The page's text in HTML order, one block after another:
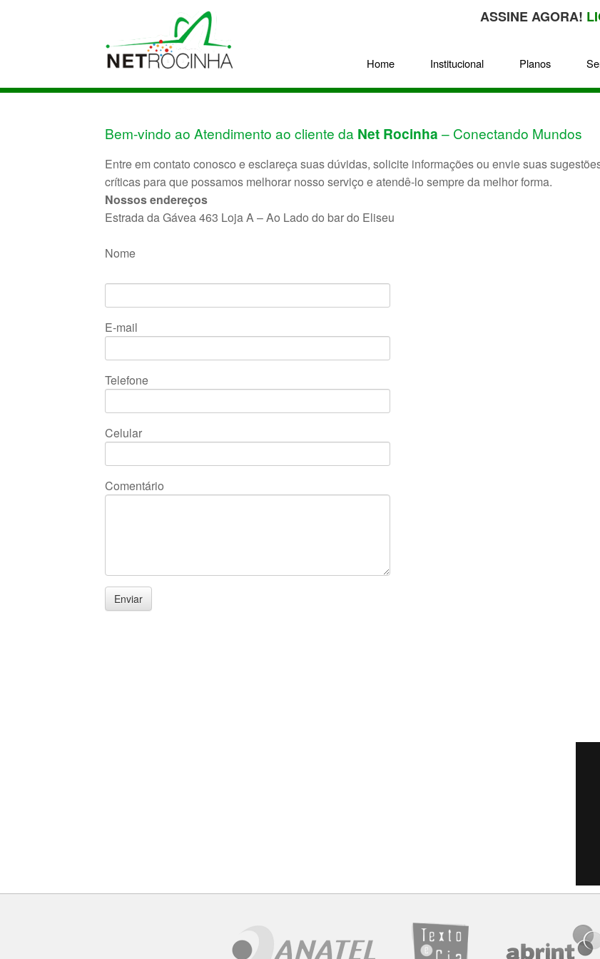
ASSINE AGORA!
Home Institucional Planos
Bem-vindo ao Atendimento ao cliente da Net Rocinha – Conectando Mundos
Entre em contato conosco e esclareça suas dúvidas, solicite informações ou envie suas
críticas para que possamos melhorar nosso serviço e atendê-lo sempre da melhor forma.
Nossos endereços
Estrada da Gávea 463 Loja A – Ao Lado do bar do Eliseu
Nome
E-mail
Telefone
Celular
Comentário
Enviar